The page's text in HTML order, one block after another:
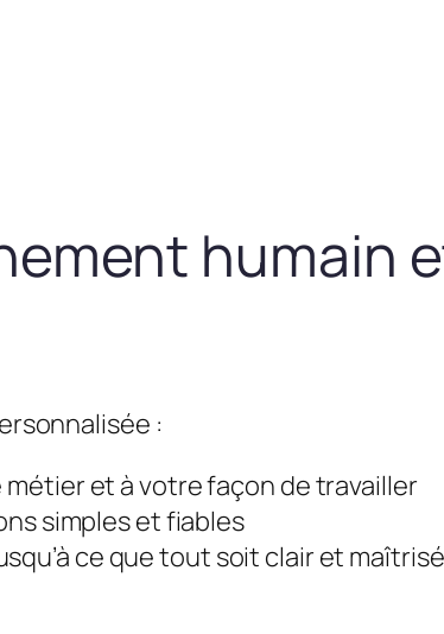
humain
:
et à votre façon de travailler
simples et fiables
ce que tout soit clair et maîtrisé